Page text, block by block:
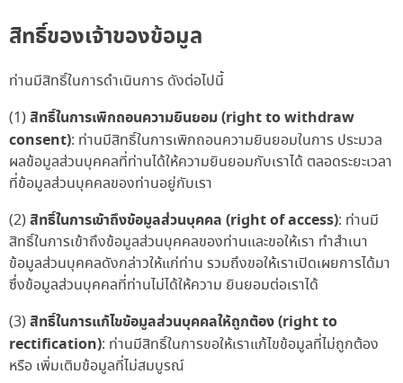
สิทธิ์ของเจ้าของข้อมูล
ท่านมีสิทธิ์ในการดำเนินการ ดังต่อไปนี้
(1) สิทธิ์ในการเพิกถอนความยินยอม (right to withdraw
consent): ท่านมีสิทธิ์ในการเพิกถอนความยินยอมในการ ประมวล
ผลข้อมูลส่วนบุคคลที่ท่านได้ให้ความยินยอมกับเราได้ ตลอดระยะเวลา
ที่ข้อมูลส่วนบุคคลของท่านอยู่กับเรา
(2) สิทธิ์ในการเข้าถึงข้อมูลส่วนบุคคล (right of access): ท่านมี
สิทธิ์ในการเข้าถึงข้อมูลส่วนบุคคลของท่านและขอให้เรา ทำสำเนา
ข้อมูลส่วนบุคคลดังกล่าวให้แก่ท่าน รวมถึงขอให้เราเปิดเผยการได้มา
ซึ่งข้อมูลส่วนบุคคลที่ท่านไม่ได้ให้ความ ยินยอมต่อเราได้
(3) สิทธิ์ในการแก้ไขข้อมูลส่วนบุคคลให้ถูกต้อง (right to
rectification): ท่านมีสิทธิ์ในการขอให้เราแก้ไขข้อมูลที่ไม่ถูกต้อง
หรือ เพิ่มเติมข้อมูลที่ไม่สมบูรณ์